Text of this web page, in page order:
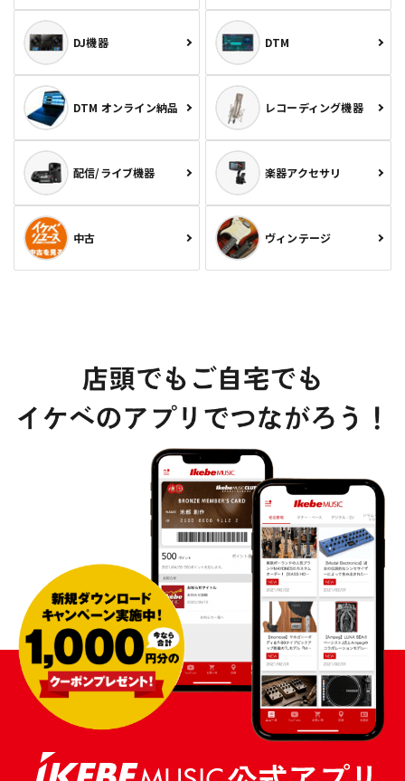
DJ機器 DTM
DTM オンライン納品 レコーディング機器
配信/ライブ機器 楽器アクセサリ
中古 ヴィンテージ